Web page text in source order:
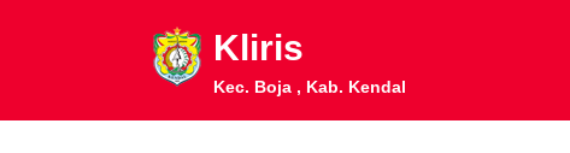
Kliris
Kec. Boja , Kab. Kendal